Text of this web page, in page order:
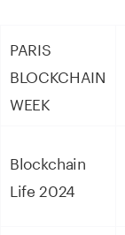
PARIS
BLOCKCHAIN
WEEK
Blockchain
Life 2024